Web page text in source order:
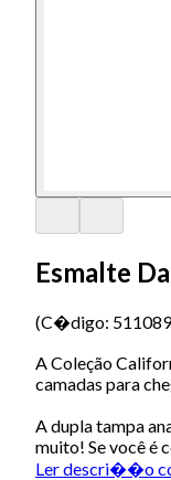
Esmalte
(C�digo:
A Coleção
camadas para
A dupla tampa
muito! Se você é
Ler descri��o